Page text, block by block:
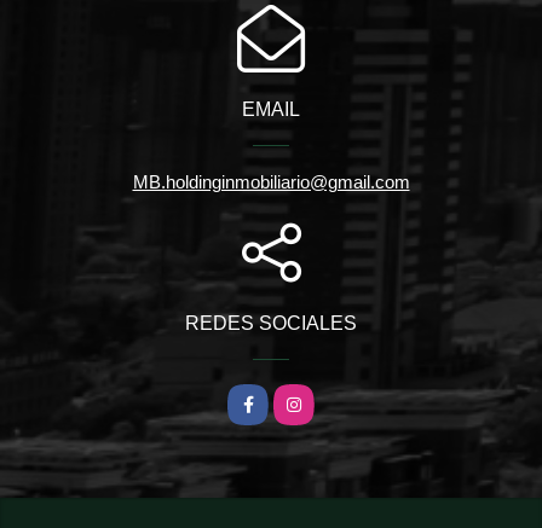
EMAIL
MB.holdinginmobiliario@gmail.com
REDES SOCIALES
FacebookInstagram